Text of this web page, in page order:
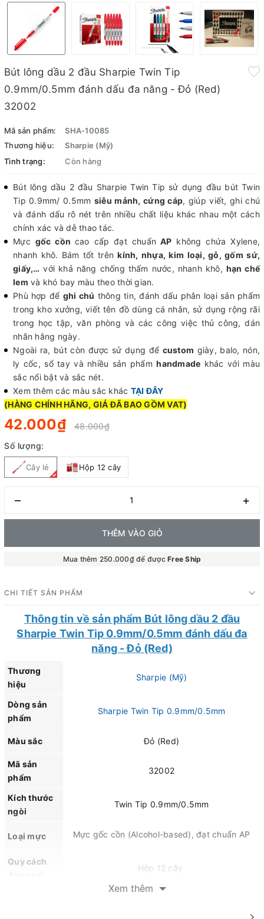
Bút lông dầu 2 đầu Sharpie Twin Tip
0.9mm/0.5mm đánh dấu đa năng - Đỏ (Red)
32002
Mã sản phẩm:
SHA-10085
Thương hiệu:
Sharpie (Mỹ)
Tình trạng:
Còn hàng
Bút lông dầu 2 đầu Sharpie Twin Tip sử dụng đầu bút Twin
Tip 0.9mm/ 0.5mm siêu mảnh, cứng cáp, giúp viết, ghi chú
và đánh dấu rõ nét trên nhiều chất liệu khác nhau một cách
chính xác và dễ thao tác.
Mực gốc cồn cao cấp đạt chuẩn AP không chứa Xylene,
nhanh khô. Bám tốt trênkính, nhựa, kim loại, gỗ, gốm sứ,
giấy,… với khả năng chống thấm nước, nhanh khô, hạn chế
lem và khó bay màu theo thời gian.
Phù hợp để ghi chú thông tin, đánh dấu phân loại sản phẩm
trong kho xưởng, viết tên đồ dùng cá nhân, sử dụng rộng rãi
trong học tập, văn phòng và các công việc thủ công, dán
nhãn hằng ngày.
Ngoài ra, bút còn được sử dụng để custom giày, balo, nón,
ly cốc, sổ tay và nhiều sản phẩmhandmade khác với màu
sắc nổi bật và sắc nét.
Xem thêm các màu sắc khác TẠI ĐÂY
(HÀNG CHÍNH HÃNG, GIÁ ĐÃ BAO GỒM VAT)
42.000₫
48.000₫
Số lượng:
Cây lẻ Hộp 12 cây
– +
THÊM VÀO GIỎ
Mua thêm 250.000₫ để đượcFree Ship
CHI TIẾT SẢN PHẨM
Thông tin về sản phẩm Bút lông dầu 2 đầu
Sharpie Twin Tip 0.9mm/0.5mm đánh dấu đa
năng - Đỏ (Red)
Thương
hiệu
Sharpie (Mỹ)
Dòng sản
phẩm
Sharpie Twin Tip 0.9mm/0.5mm
Màu sắc Đỏ (Red)
Mã sản
phẩm
32002
Kích thước
ngòi
Twin Tip 0.9mm/0.5mm
Loại mực Mực gốc cồn (Alcohol-based), đạt chuẩn AP
Quy cách
Hộp 12 cây
Xem thêm